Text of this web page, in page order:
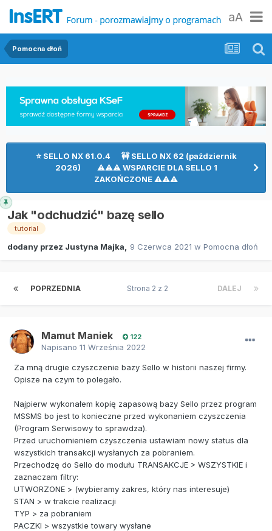
aA
Pomocna dłoń
⭐ SELLO NX 61.0.4 🚧 SELLO NX 62 (październik
2026) ⚠⚠⚠ WSPARCIE DLA SELLO 1
ZAKOŃCZONE ⚠⚠⚠
Jak "odchudzić" bazę sello
tutorial
dodany przez Justyna Majka 9 Czerwca 2021 w Pomocna dłoń
POPRZEDNIA DALEJ
Strona 2 z 2
Mamut Maniek 122
Napisano 11 Września 2022
Za mną drugie czyszczenie bazy Sello w historii naszej firmy.
Opisze na czym to polegało.
Najpierw wykonałem kopię zapasową bazy Sello przez program
MSSMS bo jest to konieczne przed wykonaniem czyszczenia
(Program Serwisowy to sprawdza).
Przed uruchomieniem czyszczenia ustawiam nowy status dla
wszystkich transakcji wysłanych za pobraniem.
Przechodzę do Sello do modułu TRANSAKCJE > WSZYSTKIE i
zaznaczam filtry:
UTWORZONE > (wybieramy zakres, który nas interesuje)
STAN > w trakcie realizacji
TYP > za pobraniem
PACZKI > wszystkie towary wysłane